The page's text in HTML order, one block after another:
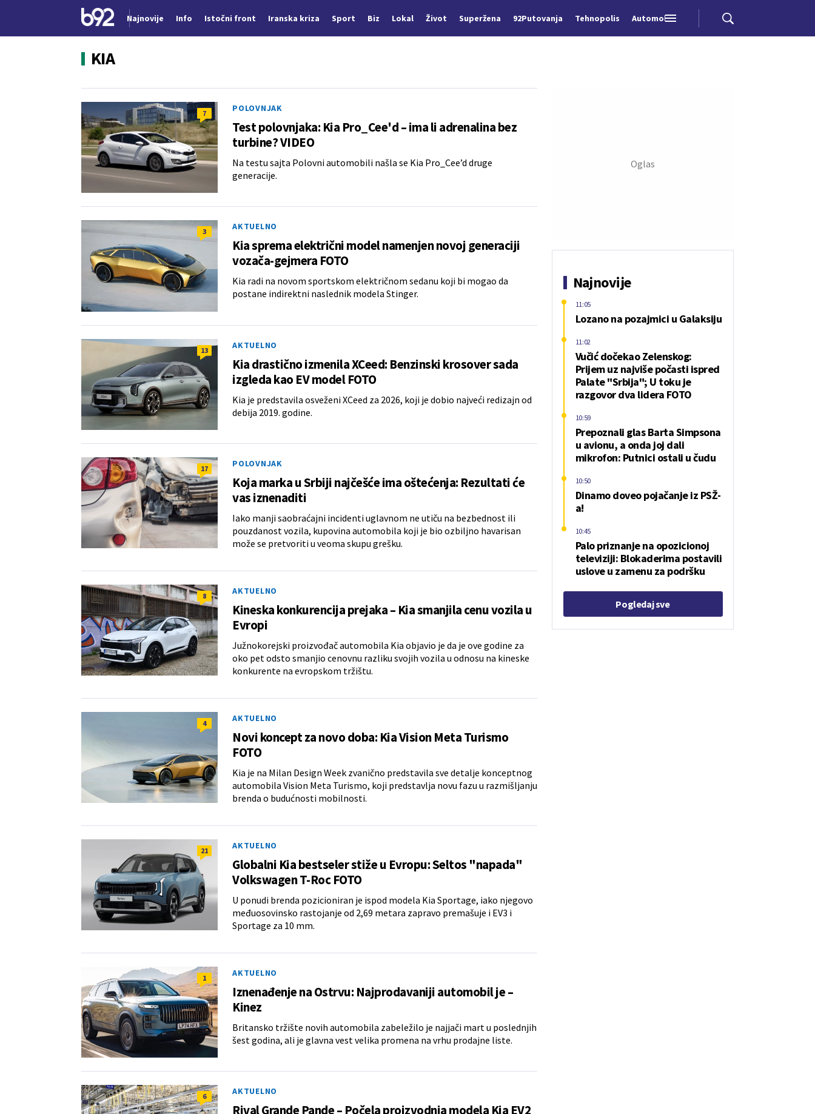
Najnovije Info Istočni front Iranska kriza Sport Biz Lokal Život Superžena 92Putovanja Tehnopolis Automobili
KIA
7 POLOVNJAK
Test polovnjaka: Kia Pro_Cee'd – ima li adrenalina bez
turbine? VIDEO
Na testu sajta Polovni automobili našla se Kia Pro_Cee’d druge
generacije.
3 AKTUELNO
Kia sprema električni model namenjen novoj generaciji
vozača-gejmera FOTO
Kia radi na novom sportskom električnom sedanu koji bi mogao da
postane indirektni naslednik modela Stinger.
13 AKTUELNO
Kia drastično izmenila XCeed: Benzinski krosover sada
izgleda kao EV model FOTO
Kia je predstavila osveženi XCeed za 2026, koji je dobio najveći redizajn od
debija 2019. godine.
17 POLOVNJAK
Koja marka u Srbiji najčešće ima oštećenja: Rezultati će
vas iznenaditi
Iako manji saobraćajni incidenti uglavnom ne utiču na bezbednost ili
pouzdanost vozila, kupovina automobila koji je bio ozbiljno havarisan
može se pretvoriti u veoma skupu grešku.
8 AKTUELNO
Kineska konkurencija prejaka – Kia smanjila cenu vozila u
Evropi
Južnokorejski proizvođač automobila Kia objavio je da je ove godine za
oko pet odsto smanjio cenovnu razliku svojih vozila u odnosu na kineske
konkurente na evropskom tržištu.
4 AKTUELNO
Novi koncept za novo doba: Kia Vision Meta Turismo
FOTO
Kia je na Milan Design Week zvanično predstavila sve detalje konceptnog
automobila Vision Meta Turismo, koji predstavlja novu fazu u razmišljanju
brenda o budućnosti mobilnosti.
21 AKTUELNO
Globalni Kia bestseler stiže u Evropu: Seltos "napada"
Volkswagen T-Roc FOTO
U ponudi brenda pozicioniran je ispod modela Kia Sportage, iako njegovo
međuosovinsko rastojanje od 2,69 metara zapravo premašuje i EV3 i
Sportage za 10 mm.
1 AKTUELNO
Iznenađenje na Ostrvu: Najprodavaniji automobil je –
Kinez
Britansko tržište novih automobila zabeležilo je najjači mart u poslednjih
šest godina, ali je glavna vest velika promena na vrhu prodajne liste.
6 AKTUELNO
Rival Grande Pande – Počela proizvodnja modela Kia EV2
Najnovije
Lozano na pozajmici u Galaksiju
11:05
Vučić dočekao Zelenskog:
Prijem uz najviše počasti ispred
Palate "Srbija"; U toku je
razgovor dva lidera FOTO
11:02
Prepoznali glas Barta Simpsona
u avionu, a onda joj dali
mikrofon: Putnici ostali u čudu
10:59
Dinamo doveo pojačanje iz PSŽ-
a!
10:50
Palo priznanje na opozicionoj
televiziji: Blokaderima postavili
uslove u zamenu za podršku
10:45
Pogledaj sve